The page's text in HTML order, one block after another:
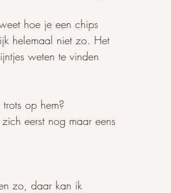
hoe je een chips
helemaal niet zo. Het
weten te vinden
op hem?
eerst nog maar eens
zo, daar kan ik